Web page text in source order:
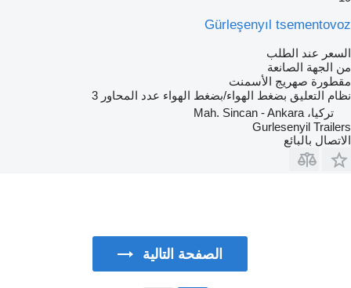
Gürleşenyıl tsementovoz
السعر عند الطلب
من الجهة الصانعة
مقطورة صهريج الأسمنت
نظام التعليق بضغط الهواء/بضغط الهواء عدد المحاور 3
تركيا، Mah. Sincan - Ankara
Gurlesenyil Trailers
الاتصال بالبائع
الصفحة التالية